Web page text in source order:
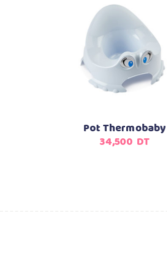
Ajouter au panier
Pot Thermobaby
34,500 DT